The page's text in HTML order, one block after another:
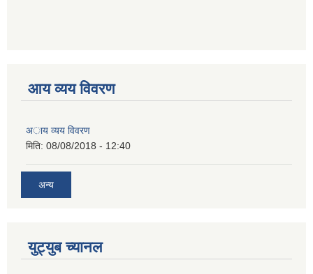
आय व्यय विवरण
अाय व्यय विवरण
मिति: 08/08/2018 - 12:40
अन्य
युट्युब च्यानल